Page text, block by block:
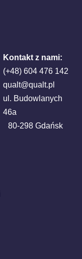
Kontakt z nami:
(+48) 604 476 142
qualt@qualt.pl
ul. Budowlanych
46a
80-298 Gdańsk